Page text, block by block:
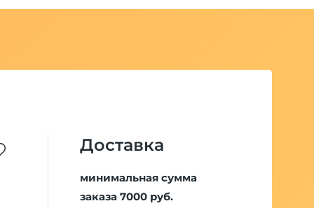
Доставка
минимальная сумма
заказа 7000 руб.